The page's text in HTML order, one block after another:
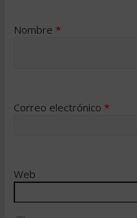
Nombre *
Correo electrónico *
Web